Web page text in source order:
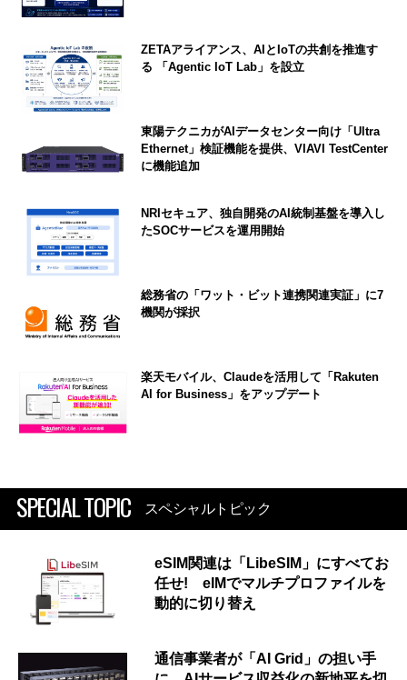
ZETAアライアンス、AIとIoTの共創を推進す
る 「Agentic IoT Lab」を設立
東陽テクニカがAIデータセンター向け「Ultra
Ethernet」検証機能を提供、VIAVI TestCenter
に機能追加
NRIセキュア、独自開発のAI統制基盤を導入し
たSOCサービスを運用開始
総務省の「ワット・ビット連携関連実証」に7
機関が採択
楽天モバイル、Claudeを活用して「Rakuten
AI for Business」をアップデート
SPECIAL TOPIC スペシャルトピック
eSIM関連は「LibeSIM」にすべてお
任せ! eIMでマルチプロファイルを
動的に切り替え
通信事業者が「AI Grid」の担い手